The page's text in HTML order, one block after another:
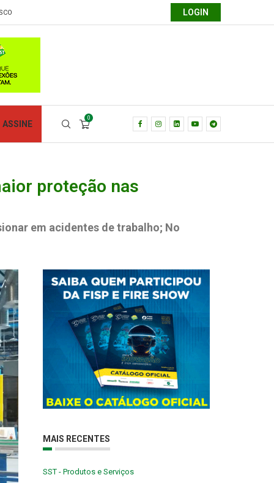
LOGIN
ASSINE
0
proteção nas
em acidentes de trabalho; No
MAIS RECENTES
SST - Produtos e Serviços